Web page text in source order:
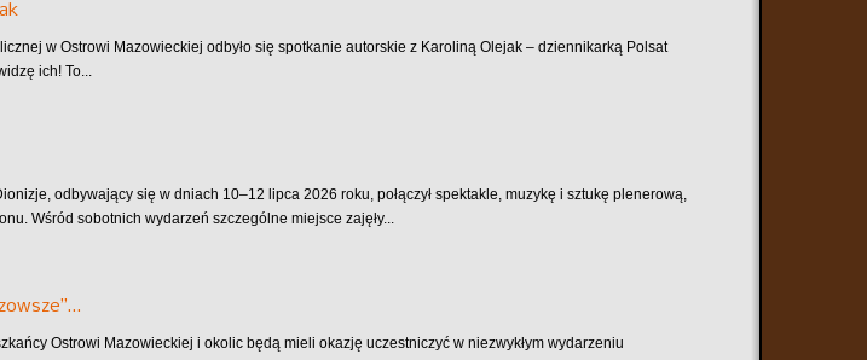
w Ostrowi Mazowieckiej odbyło się spotkanie autorskie z Karoliną Olejak – dziennikarką Polsat
ich! To...
odbywający się w dniach 10–12 lipca 2026 roku, połączył spektakle, muzykę i sztukę plenerową,
Wśród sobotnich wydarzeń szczególne miejsce zajęły...
Ostrowi Mazowieckiej i okolic będą mieli okazję uczestniczyć w niezwykłym wydarzeniu